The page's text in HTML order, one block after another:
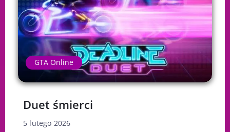
GTA Online
Duet śmierci
5 lutego 2026